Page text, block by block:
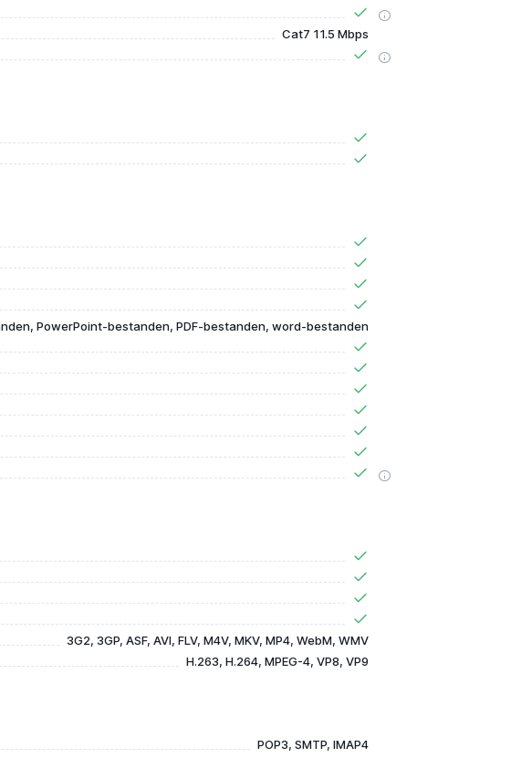
Cat7 11.5 Mbps
PowerPoint-bestanden, PDF-bestanden, word-bestanden
3G2, 3GP, ASF, AVI, FLV, M4V, MKV, MP4, WebM, WMV
H.263, H.264, MPEG-4, VP8, VP9
POP3, SMTP, IMAP4